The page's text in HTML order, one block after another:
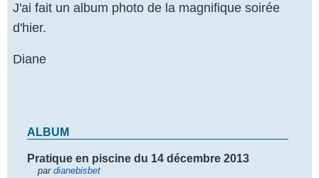
J'ai fait un album photo de la magnifique soirée
d'hier.
Diane
ALBUM
Pratique en piscine du 14 décembre 2013
par dianebisbet